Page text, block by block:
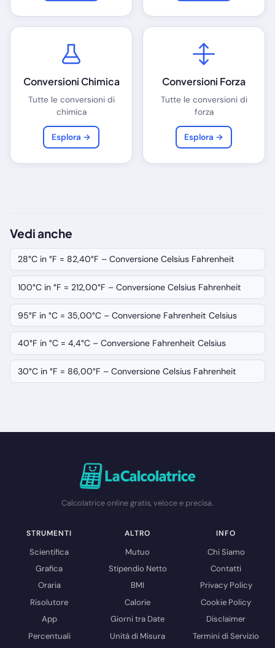
Conversioni Chimica
Tutte le conversioni di
chimica
Esplora →
Conversioni Forza
Tutte le conversioni di
forza
Esplora →
Vedi anche
28°C in °F = 82,40°F – Conversione Celsius Fahrenheit
100°C in °F = 212,00°F – Conversione Celsius Fahrenheit
95°F in °C = 35,00°C – Conversione Fahrenheit Celsius
40°F in °C = 4,4°C – Conversione Fahrenheit Celsius
30°C in °F = 86,00°F – Conversione Celsius Fahrenheit
Calcolatrice online gratis, veloce e precisa.
STRUMENTI
Scientifica
Grafica
Oraria
Risolutore
App
Percentuali
ALTRO
Mutuo
Stipendio Netto
BMI
Calorie
Giorni tra Date
Unità di Misura
INFO
Chi Siamo
Contatti
Privacy Policy
Cookie Policy
Disclaimer
Termini di Servizio